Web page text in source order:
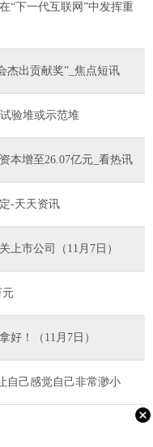
“下一代互联网”中发挥重
杰出贡献奖”_焦点短讯
验堆或示范堆
本增至26.07亿元_看热讯
-天天资讯
上市公司（11月7日）
元
好！（11月7日）
自己感觉自己非常渺小